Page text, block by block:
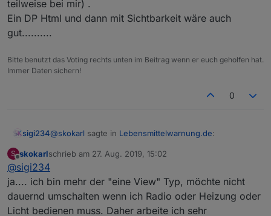
teilweise bei mir) .
Ein DP Html und dann mit Sichtbarkeit wäre auch
gut..........
Bitte benutzt das Voting rechts unten im Beitrag wenn er euch geholfen hat.
Immer Daten sichern!
0
sigi234@skokarl sagte in Lebensmittelwarnung.de:
laufen lassen.
Ein Laufband baucht aber viele Ressourcen (hängt
teilweise bei mir) .
Ein DP Html und dann mit Sichtbarkeit wäre auch
S
Offline
skokarlschrieb am 27. Aug. 2019, 15:02
zuletzt editiert von
@sigi234
ja.... ich bin mehr der "eine View" Typ, möchte nicht
dauernd umschalten wenn ich Radio oder Heizung oder
Licht bedienen muss. Daher arbeite ich sehr